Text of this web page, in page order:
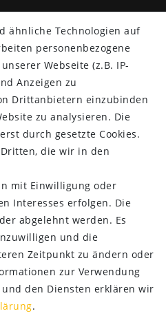
ähnliche Technologien auf
personenbezogene
Webseite (z.B. IP-
Anzeigen zu
Drittanbietern einzubinden
zu analysieren. Die
durch gesetzte Cookies.
die wir in den
mit Einwilligung oder
Interesses erfolgen. Die
abgelehnt werden. Es
und die
Zeitpunkt zu ändern oder
zur Verwendung
den Diensten erklären wir
.